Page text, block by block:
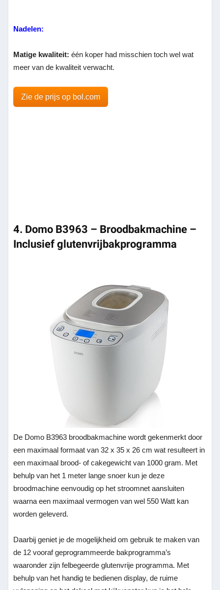
Nadelen:
Matige kwaliteit:één koper had misschien toch wel wat
meer van de kwaliteit verwacht.
Zie de prijs op bol.com
4. Domo B3963 – Broodbakmachine –
Inclusief glutenvrijbakprogramma
De Domo B3963 broodbakmachine wordt gekenmerkt door
een maximaal formaat van 32 x 35 x 26 cm wat resulteert in
een maximaal brood- of cakegewicht van 1000 gram. Met
behulp van het 1 meter lange snoer kun je deze
broodmachine eenvoudig op het stroomnet aansluiten
waarna een maximaal vermogen van wel 550 Watt kan
worden geleverd.
Daarbij geniet je de mogelijkheid om gebruik te maken van
de 12 vooraf geprogrammeerde bakprogramma’s
waaronder zijn felbegeerde glutenvrije programma. Met
behulp van het handig te bedienen display, de ruime